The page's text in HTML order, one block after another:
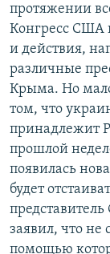
протяжении
Конгресс США
и действия,
различные
Крыма. Но
том, что
принадлежит
прошлой
появилась
будет
заявил, что не
помощью